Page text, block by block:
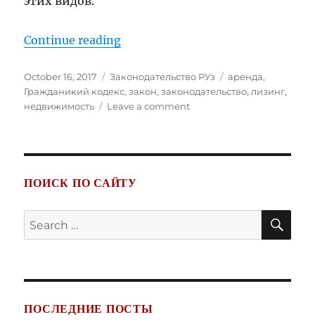
Continue reading“Гражданский Кодекс
Posted
on
October 16, 2017 Categories
Законодательство РУз Tags
аренда,
Гражданикий кодекс,закон,законодательство, лизинг,
недвижимость
Leave a commenton
Статьи
–
ПОИСК ПО САЙТУ
Search
for:
ПОСЛЕДНИЕ ПОСТЫ